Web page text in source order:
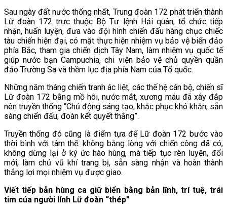
Sau ngày đất nước thống nhất, Trung đoàn 172 phát triển thành
Lữ đoàn 172 trực thuộc Bộ Tư lệnh Hải quân; tổ chức tiếp
nhận, huấn luyện, đưa vào đội hình chiến đấu hàng chục chiếc
tàu chiến hiện đại, có mặt thực hiện nhiệm vụ bảo vệ biển đảo
phía Bắc, tham gia chiến dịch Tây Nam, làm nhiệm vụ quốc tế
giúp nước bạn Campuchia, chi viện bảo vệ chủ quyền quần
đảo Trường Sa và thềm lục địa phía Nam của Tổ quốc.
Những năm tháng chiến tranh ác liệt, các thế hệ cán bộ, chiến sĩ
Lữ đoàn 172 bằng mồ hôi, nước mắt, xương máu đã xây đắp
nên truyền thống “Chủ động sáng tạo; khắc phục khó khăn; sẵn
sàng chiến đấu; đoàn kết quyết thắng”.
Truyền thống đó cũng là điểm tựa để Lữ đoàn 172 bước vào
thời bình với tâm thế: không bằng lòng với chiến công đã có,
không dừng lại ở ký ức hào hùng, mà tiếp tục rèn luyện, đổi
mới, làm chủ vũ khí trang bị, sẵn sàng nhận và hoàn thành
thắng lợi mọi nhiệm vụ được giao.
Viết tiếp bản hùng ca giữ biển bằng bản lĩnh, trí tuệ, trái
tim của người lính Lữ đoàn “thép”